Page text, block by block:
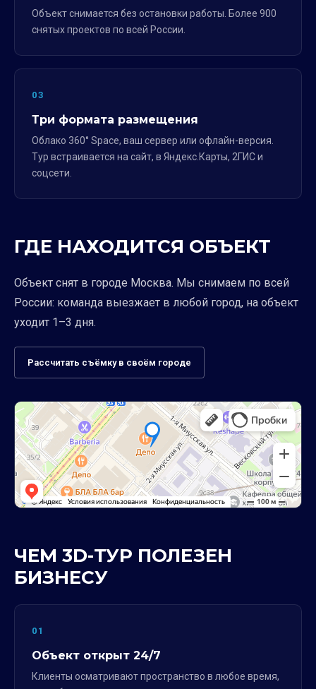
Объект снимается без остановки работы. Более 900
снятых проектов по всей России.
03
Три формата размещения
Облако 360° Space, ваш сервер или офлайн-версия.
Тур встраивается на сайт, в Яндекс.Карты, 2ГИС и
соцсети.
ГДЕ НАХОДИТСЯ ОБЪЕКТ
Объект снят в городе Москва. Мы снимаем по всей
России: команда выезжает в любой город, на объект
уходит 1–3 дня.
Рассчитать съёмку в своём городе
ЧЕМ 3D-ТУР ПОЛЕЗЕН
БИЗНЕСУ
01
Объект открыт 24/7
Клиенты осматривают пространство в любое время,